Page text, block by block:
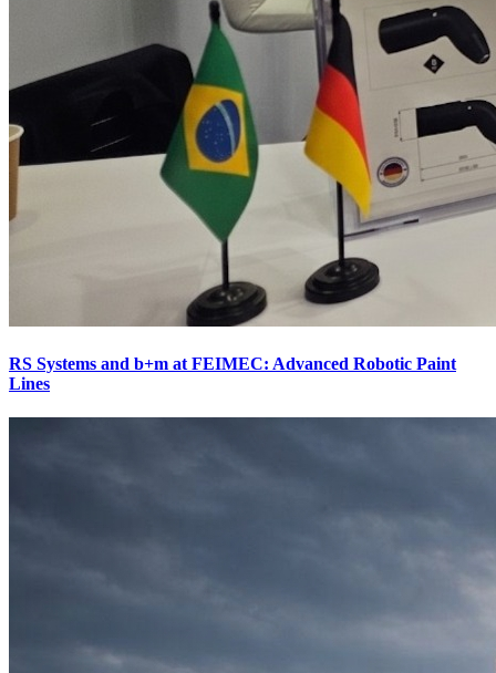
RS Systems and b+m at FEIMEC: Advanced Robotic Paint
Lines